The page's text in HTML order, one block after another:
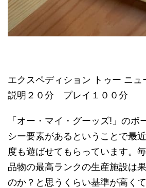
エクスペディション トゥー ニ
説明２０分 プレイ１００分
「オー・マイ・グーッズ!」のボ
シー要素があるということで最
度も遊ばせてもらっています。
品物の最高ランクの生産施設は
のか？と思うくらい基準が高く